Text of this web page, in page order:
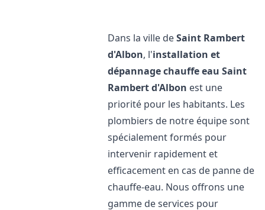
Dans la ville deSaint Rambert
d'Albon, l'installation et
dépannage chauffe eau Saint
Rambert d'Albon est une
priorité pour les habitants. Les
plombiers de notre équipe sont
spécialement formés pour
intervenir rapidement et
efficacement en cas de panne de
chauffe-eau. Nous offrons une
gamme de services pour